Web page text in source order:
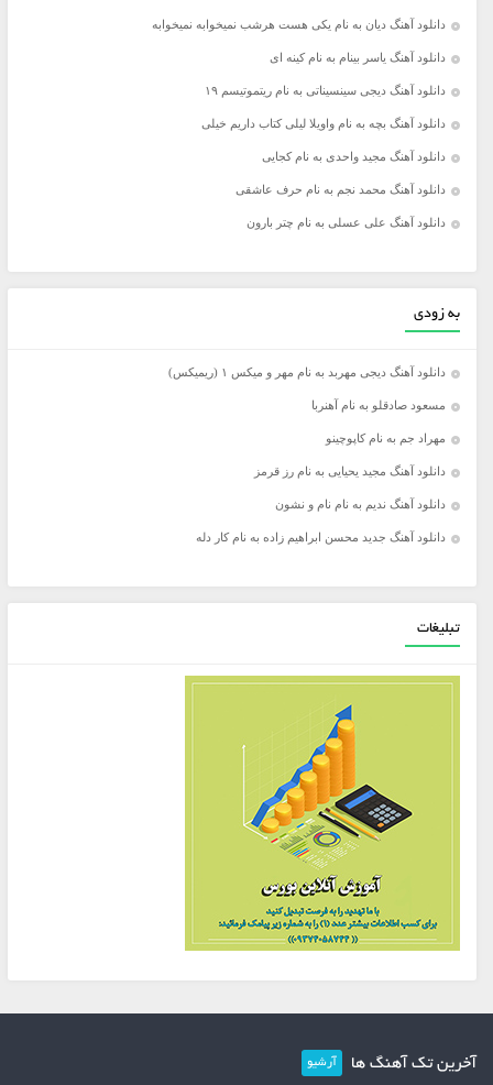
دانلود آهنگ دیان به نام یکی هست هرشب نمیخوابه نمیخوابه
دانلود آهنگ یاسر بینام به نام کینه ای
دانلود آهنگ دیجی سینسیناتی به نام ریتموتیسم ۱۹
دانلود آهنگ بچه به نام واویلا لیلی کتاب داریم خیلی
دانلود آهنگ مجید واحدی به نام کجایی
دانلود آهنگ محمد نجم به نام حرف عاشقی
دانلود آهنگ علی عسلی به نام چتر بارون
به زودی
دانلود آهنگ دیجی مهربد به نام مهر و میکس ۱ (ریمیکس)
مسعود صادقلو به نام آهنربا
مهراد جم به نام کاپوچینو
دانلود آهنگ مجید یحیایی به نام رز قرمز
دانلود آهنگ ندیم به نام نام و نشون
دانلود آهنگ جدید محسن ابراهیم زاده به نام کار دله
تبلیغات
آخرین تک آهنگ ها آرشیو